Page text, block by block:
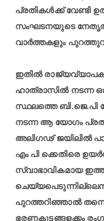
പ്രതികള്‍ക്ക് വേണ്ടി
സംഘടനയുടെ
വാര്‍ത്തകളും
ഇതില്‍
ഹാത്രാസില്‍ നടന്ന
സ്ഥലത്തെ ബി.ജെ.പി
നടന്ന ആ യോഗം
അലിഗഢ് ജയിലില്‍
എം പി ക്കെതിരെ
സ്വാഭാവികമായ
പുറത്തറിഞ്ഞാല്‍
ഭരണകൂടങ്ങളക്കം